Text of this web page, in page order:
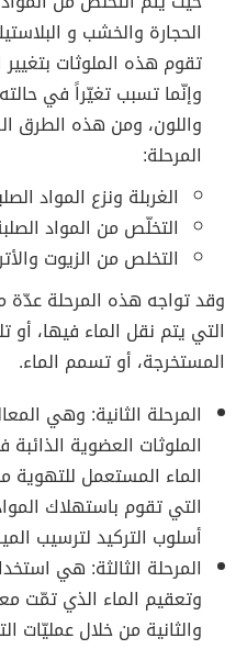
الحجارة والخشب و
تقوم هذه الملوثات بتغيير
وإنّما تسبب تغيّراً في
واللون، ومن هذه الطرق
المرحلة:
الغربلة ونزع المواد
التخلّص من المواد
التخلص من الزيوت
وقد تواجه هذه المرحلة عدّة
التي يتم نقل الماء فيها، أو
المستخرجة، أو تسمم الماء.
المرحلة الثانية: وهي
الملوثات العضوية
الماء المستعمل للتهوية
التي تقوم باستهلاك
أسلوب التركيد لترسيب
المرحلة الثالثة: هي
وتعقيم الماء الذي تمّت
والثانية من خلال عمليّات